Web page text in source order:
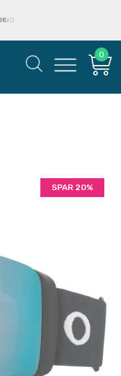
0
SPAR 20%